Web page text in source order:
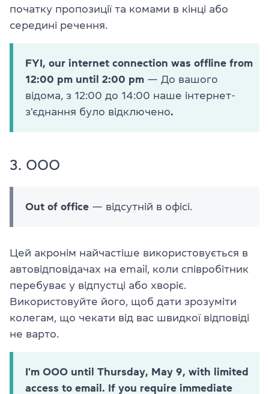
початку пропозиції та комами в кінці або
середині речення.
FYI, our internet connection was offline from
12:00 pm until 2:00 pm — До вашого
відома, з 12:00 до 14:00 наше інтернет-
з'єднання було відключено.
3. OOO
Out of office — відсутній в офісі.
Цей акронім найчастіше використовується в
автовідповідачах на email, коли співробітник
перебуває у відпустці або хворіє.
Використовуйте його, щоб дати зрозуміти
колегам, що чекати від вас швидкої відповіді
не варто.
I'm OOO until Thursday, May 9, with limited
access to email. If you require immediate